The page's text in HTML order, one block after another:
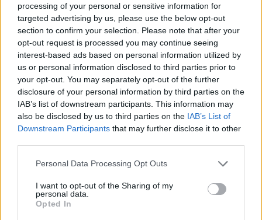
processing of your personal or sensitive information for
targeted advertising by us, please use the below opt-out
section to confirm your selection. Please note that after your
opt-out request is processed you may continue seeing
interest-based ads based on personal information utilized by
us or personal information disclosed to third parties prior to
your opt-out. You may separately opt-out of the further
disclosure of your personal information by third parties on the
IAB’s list of downstream participants. This information may
also be disclosed by us to third parties on the IAB’s List of
Downstream Participants that may further disclose it to other
Personal Data Processing Opt Outs
I want to opt-out of the Sharing of my
personal data.
Opted In
vett Cg. 07-09-009993/11 számú végzésével bejegyezte az
eMusic Szolgáltató Kft. 89.87% mértékű, közvetlen
irányítást biztosító üzletrészének a részvénytársaság általi
megvásárlását.
KEDVES OLVASÓNK!
A keresett cikk a portfolio.hu hírarchívumához
tartozik, melynek olvasása előfizetéses
Az előfizetés a következőket tartalmazza:
Kötéslisták: BÉT elmúlt 2 év napon belüli
kötéslistái